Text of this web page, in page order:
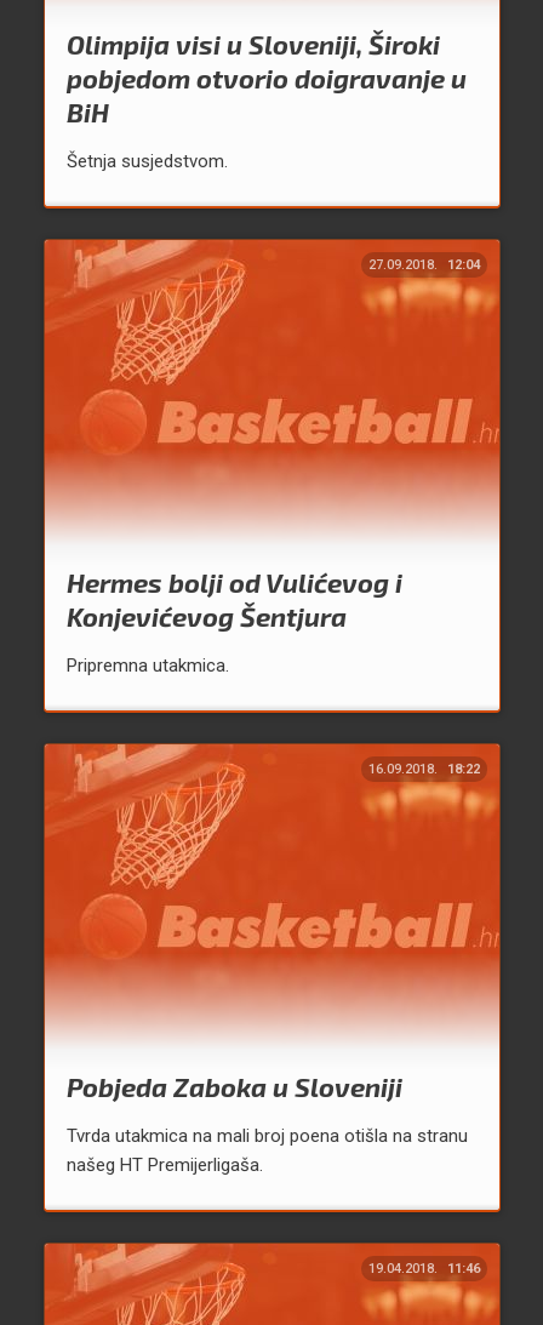
Olimpija visi u Sloveniji, Široki
pobjedom otvorio doigravanje u
BiH
Šetnja susjedstvom.
27.09.2018. 12:04
Hermes bolji od Vulićevog i
Konjevićevog Šentjura
Pripremna utakmica.
16.09.2018. 18:22
Pobjeda Zaboka u Sloveniji
Tvrda utakmica na mali broj poena otišla na stranu
našeg HT Premijerligaša.
19.04.2018. 11:46